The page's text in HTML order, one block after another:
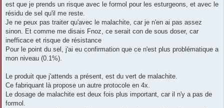
est que je prends un risque avec le formol pour les esturgeons, et avec le
résidu de sel qu'il me reste.
Je ne peux pas traiter qu'avec le malachite, car je n'en ai pas assez
sinon. Et comme me disais Fnoz, ce serait con de sous doser, car
inefficace et risque de résistance
Pour le point du sel, j'ai eu confirmation que ce n'est plus problématique a
mon niveau (0.1%).
Le produit que j'attends a présent, est du vert de malachite.
Ce fabriquant là propose un autre protocole en 4x.
Le dosage de malachite est deux fois plus important, car il n'y a pas de
formol.